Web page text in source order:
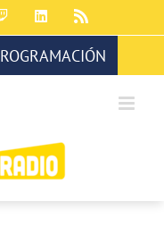
TwitchLinkedIn